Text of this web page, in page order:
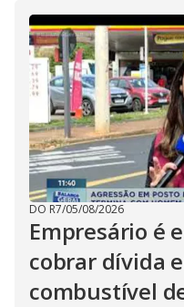
DO R7/05/08/2026
Empresário é
cobrar dívida
combustível